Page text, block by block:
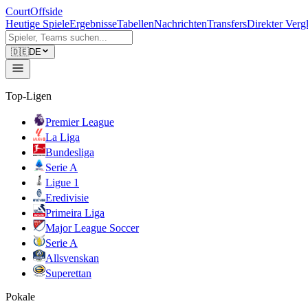
CourtOffside
Heutige SpieleErgebnisseTabellenNachrichtenTransfersDirekter
🇩🇪DE
Top-Ligen
Premier League
La Liga
Bundesliga
Serie A
Ligue 1
Eredivisie
Primeira Liga
Major League Soccer
Serie A
Allsvenskan
Superettan
Pokale